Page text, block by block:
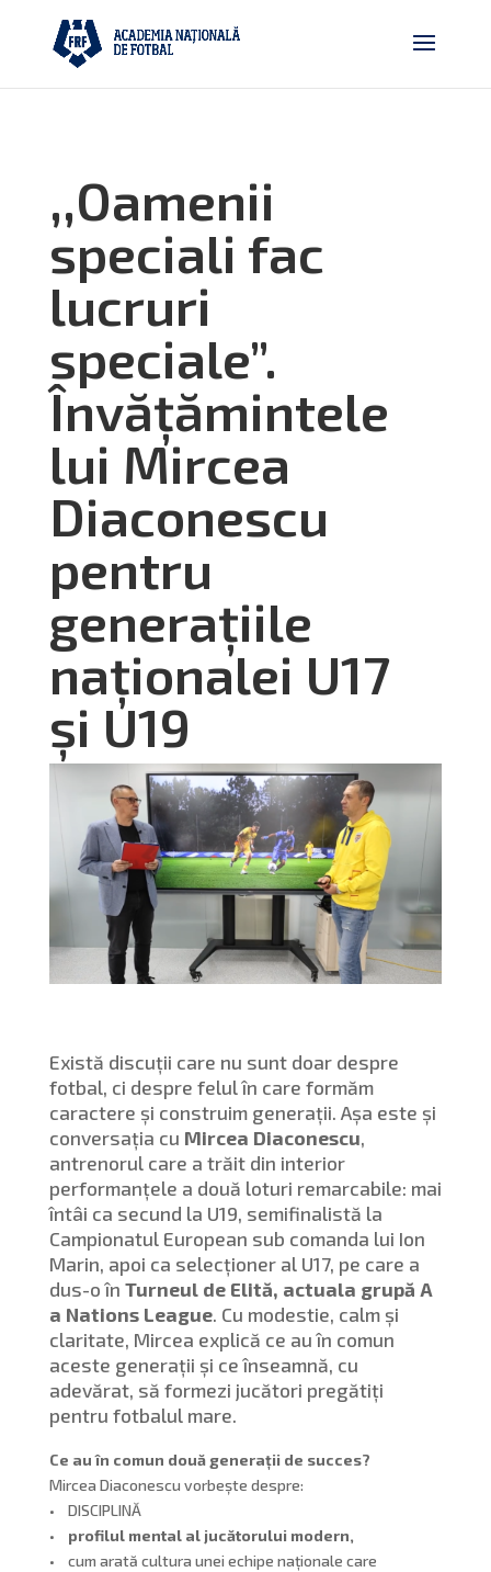
,,Oamenii
speciali fac
lucruri
speciale”.
Învățămintele
lui Mircea
Diaconescu
pentru
generațiile
naționalei U17
și U19
Există discuții care nu sunt doar despre
fotbal, ci despre felul în care formăm
caractere și construim generații. Așa este și
conversația cu Mircea Diaconescu,
antrenorul care a trăit din interior
performanțele a două loturi remarcabile: mai
întâi ca secund la U19, semifinalistă la
Campionatul European sub comanda lui Ion
Marin, apoi ca selecționer al U17, pe care a
dus-o în Turneul de Elită, actuala grupă A
a Nations League. Cu modestie, calm și
claritate, Mircea explică ce au în comun
aceste generații și ce înseamnă, cu
adevărat, să formezi jucători pregătiți
pentru fotbalul mare.
Ce au în comun două generații de succes?
Mircea Diaconescu vorbește despre:
• DISCIPLINĂ
• profilul mental al jucătorului modern,
• cum arată cultura unei echipe naționale care